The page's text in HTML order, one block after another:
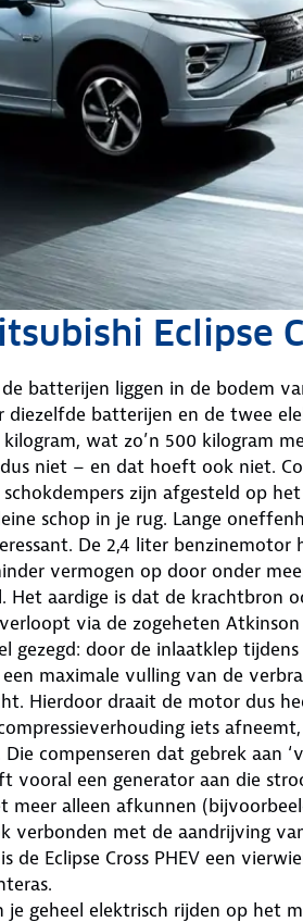
Eclipse
batterijen liggen in de bodem
diezelfde batterijen en de twee
wat zo’n 500 kilogram
niet – en dat hoeft ook niet.
zijn afgesteld op
schop in je rug. Lange
De 2,4 liter
vermogen op door onder
Het aardige is dat de krachtbron
via de zogeheten
gezegd: door de inlaatklep
maximale vulling van de
Hierdoor draait de motor dus
iets
compenseren dat gebrek aan
vooral een generator aan die
meer alleen afkunnen
verbonden met de aandrijving
de Eclipse Cross PHEV een
geheel elektrisch rijden op het